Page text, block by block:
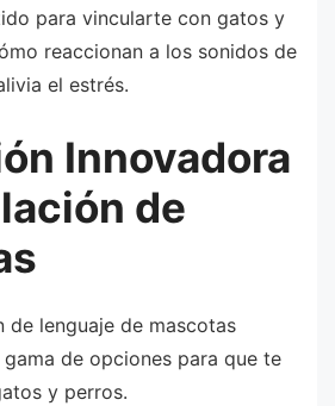
para vincularte con gatos y
reaccionan a los sonidos de
el estrés.
Innovadora
de
de lenguaje de mascotas
de opciones para que te
y perros.